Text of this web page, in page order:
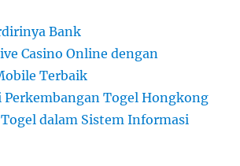
Bank
Casino Online dengan
Terbaik
Perkembangan Togel Hongkong
dalam Sistem Informasi